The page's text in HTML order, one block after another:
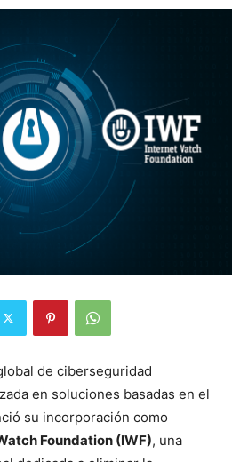
de ciberseguridad
en soluciones basadas en el
su incorporación como
Foundation (IWF), una